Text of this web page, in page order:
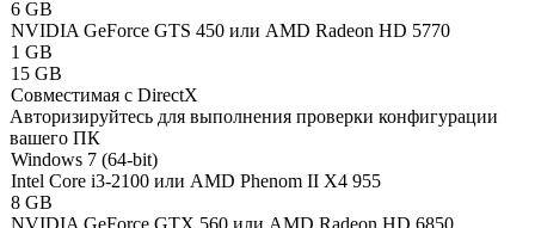
6 GB
NVIDIA GeForce GTS 450 или AMD Radeon HD 5770
1 GB
15 GB
Совместимая с DirectX
Авторизируйтесь для выполнения проверки конфигурации
вашего ПК
Windows 7 (64-bit)
Intel Core i3-2100 или AMD Phenom II X4 955
8 GB
NVIDIA GeForce GTX 560 или AMD Radeon HD 6850